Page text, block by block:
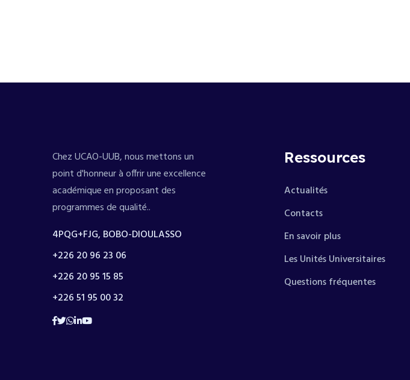
Chez UCAO-UUB, nous mettons un
point d'honneur à offrir une excellence
académique en proposant des
programmes de qualité..
4PQG+FJG, BOBO-DIOULASSO
+226 20 96 23 06
+226 20 95 15 85
+226 51 95 00 32
Ressources
Actualités
Contacts
En savoir plus
Les Unités Universitaires
Questions fréquentes